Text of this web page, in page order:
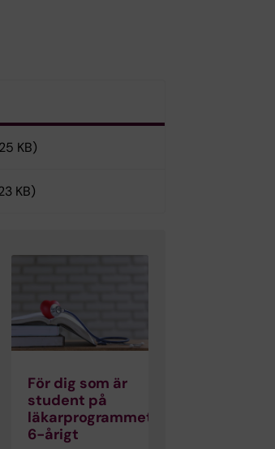
KB)
KB)
För dig som är
student på
läkarprogrammet
6-årigt